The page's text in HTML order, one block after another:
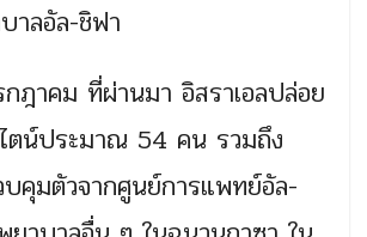
าลอัล-ชิฟา
กฎาคม ที่ผ่านมา อิสราเอลปล่อย
ไตน์ประมาณ 54 คน รวมถึง
คุมตัวจากศูนย์การแพทย์อัล-